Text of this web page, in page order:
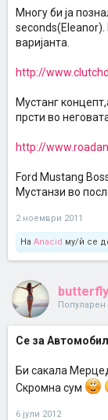
Многу би ја
seconds(Eleanor).
варијанта.
http://
Мустанг
прсти во
http://
Fоrd Mustang
Мустанзи во
2 ноември 2011
На Anacid му/ѝ се
Популарен
Се за
Би сакала
Скромна сум
6 јули 2012